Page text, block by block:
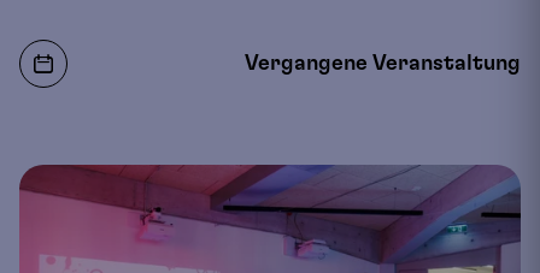
Vergangene Veranstaltung